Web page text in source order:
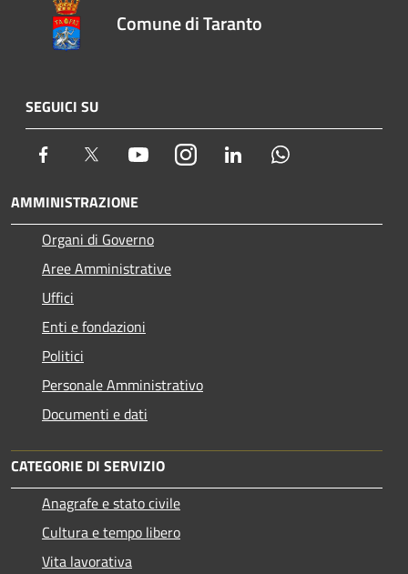
Comune di Taranto
SEGUICI SU
Facebook Twitter YoutubeInstagram LinkedIn
AMMINISTRAZIONE
Organi di Governo
Aree Amministrative
Uffici
Enti e fondazioni
Politici
Personale Amministrativo
Documenti e dati
CATEGORIE DI SERVIZIO
Anagrafe e stato civile
Cultura e tempo libero
Vita lavorativa